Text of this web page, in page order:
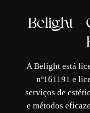
Belight -
A Belight está
nº161191 e
serviços de
e métodos